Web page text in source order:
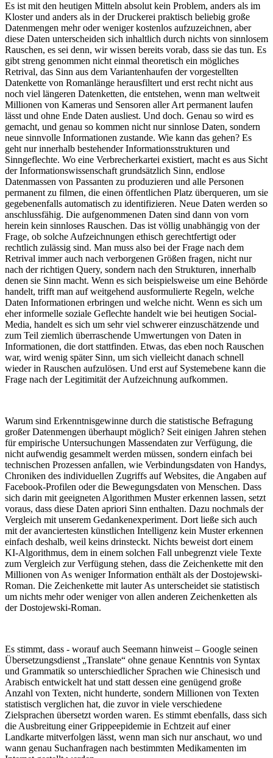
Es ist mit den heutigen Mitteln absolut kein Problem, anders als im
Kloster und anders als in der Druckerei praktisch beliebig große
Datenmengen mehr oder weniger kostenlos aufzuzeichnen, aber
diese Daten unterscheiden sich inhaltlich durch nichts von sinnlosem
Rauschen, es sei denn, wir wissen bereits vorab, dass sie das tun. Es
gibt streng genommen nicht einmal theoretisch ein mögliches
Retrival, das Sinn aus dem Variantenhaufen der vorgestellten
Datenkette von Romanlänge herausfiltert und erst recht nicht aus
noch viel längeren Datenketten, die entstehen, wenn man weltweit
Millionen von Kameras und Sensoren aller Art permanent laufen
lässt und ohne Ende Daten ausliest. Und doch. Genau so wird es
gemacht, und genau so kommen nicht nur sinnlose Daten, sondern
neue sinnvolle Informationen zustande. Wie kann das gehen? Es
geht nur innerhalb bestehender Informationsstrukturen und
Sinngeflechte. Wo eine Verbrecherkartei existiert, macht es aus Sicht
der Informationswissenschaft grundsätzlich Sinn, endlose
Datenmassen von Passanten zu produzieren und alle Personen
permanent zu filmen, die einen öffentlichen Platz überqueren, um sie
gegebenenfalls automatisch zu identifizieren. Neue Daten werden so
anschlussfähig. Die aufgenommenen Daten sind dann von vorn
herein kein sinnloses Rauschen. Das ist völlig unabhängig von der
Frage, ob solche Aufzeichnungen ethisch gerechtfertigt oder
rechtlich zulässig sind. Man muss also bei der Frage nach dem
Retrival immer auch nach verborgenen Größen fragen, nicht nur
nach der richtigen Query, sondern nach den Strukturen, innerhalb
denen sie Sinn macht. Wenn es sich beispielsweise um eine Behörde
handelt, trifft man auf weitgehend ausformulierte Regeln, welche
Daten Informationen erbringen und welche nicht. Wenn es sich um
eher informelle soziale Geflechte handelt wie bei heutigen Social-
Media, handelt es sich um sehr viel schwerer einzuschätzende und
zum Teil ziemlich überraschende Umwertungen von Daten in
Informationen, die dort stattfinden. Etwas, das eben noch Rauschen
war, wird wenig später Sinn, um sich vielleicht danach schnell
wieder in Rauschen aufzulösen. Und erst auf Systemebene kann die
Frage nach der Legitimität der Aufzeichnung aufkommen.
Warum sind Erkenntnisgewinne durch die statistische Befragung
großer Datenmengen überhaupt möglich? Seit einigen Jahren stehen
für empirische Untersuchungen Massendaten zur Verfügung, die
nicht aufwendig gesammelt werden müssen, sondern einfach bei
technischen Prozessen anfallen, wie Verbindungsdaten von Handys,
Chroniken des individuellen Zugriffs auf Websites, die Angaben auf
Facebook-Profilen oder die Bewegungsdaten von Menschen. Dass
sich darin mit geeigneten Algorithmen Muster erkennen lassen, setzt
voraus, dass diese Daten apriori Sinn enthalten. Dazu nochmals der
Vergleich mit unserem Gedankenexperiment. Dort ließe sich auch
mit der avanciertesten künstlichen Intelligenz kein Muster erkennen
einfach deshalb, weil keins drinsteckt. Nichts beweist dort einem
KI-Algorithmus, dem in einem solchen Fall unbegrenzt viele Texte
zum Vergleich zur Verfügung stehen, dass die Zeichenkette mit den
Millionen von As weniger Information enthält als der Dostojewski-
Roman. Die Zeichenkette mit lauter As unterscheidet sie statistisch
um nichts mehr oder weniger von allen anderen Zeichenketten als
der Dostojewski-Roman.
Es stimmt, dass - worauf auch Seemann hinweist – Google seinen
Übersetzungsdienst „Translate“ ohne genaue Kenntnis von Syntax
und Grammatik so unterschiedlicher Sprachen wie Chinesisch und
Arabisch entwickelt hat und statt dessen eine genügend große
Anzahl von Texten, nicht hunderte, sondern Millionen von Texten
statistisch verglichen hat, die zuvor in viele verschiedene
Zielsprachen übersetzt worden waren. Es stimmt ebenfalls, dass sich
die Ausbreitung einer Grippeepidemie in Echtzeit auf einer
Landkarte mitverfolgen lässt, wenn man sich nur anschaut, wo und
wann genau Suchanfragen nach bestimmten Medikamenten im